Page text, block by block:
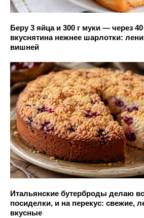
Беру 3 яйца и 300 г муки — через
вкуснятина нежнее шарлотки:
вишней
Итальянские бутерброды делаю
посиделки, и на перекус: свежие,
вкусные